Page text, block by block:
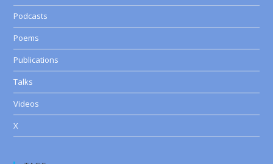
Podcasts
Poems
Publications
Talks
Videos
X